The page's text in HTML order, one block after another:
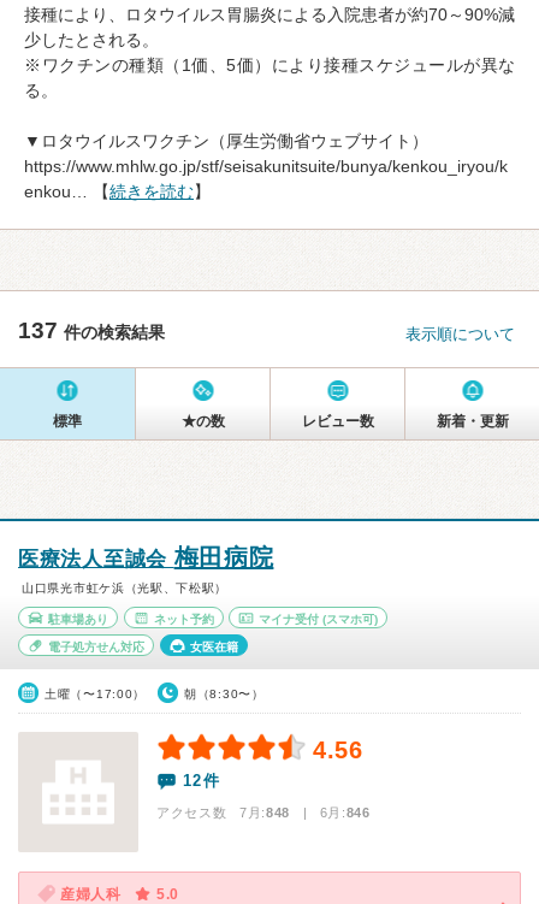
接種により、ロタウイルス胃腸炎による入院患者が約70～90%減
少したとされる。
※ワクチンの種類（1価、5価）により接種スケジュールが異な
る。
▼ロタウイルスワクチン（厚生労働省ウェブサイト）
https://www.mhlw.go.jp/stf/seisakunitsuite/bunya/kenkou_iryou/k
enkou… 【続きを読む】
137 件の検索結果 表示順について
標準 ★の数 レビュー数 新着・更新
医療法人至誠会梅田病院
山口県光市虹ケ浜（光駅、下松駅）
駐車場あり ネット予約 マイナ受付 (スマホ可)
電子処方せん対応 女医在籍
土曜（〜17:00） 朝（8:30〜）
4.56
12件
アクセス数 7月:848 | 6月:846
産婦人科
5.0